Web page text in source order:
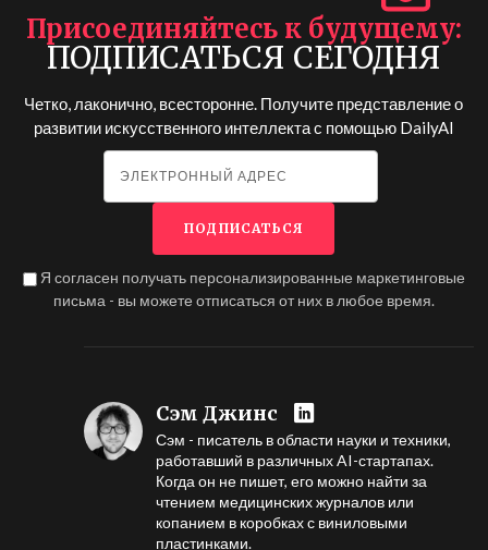
Присоединяйтесь к будущему
ПОДПИСАТЬСЯ СЕГОДНЯ
Четко, лаконично, всесторонне. Получите представление о
развитии искусственного интеллекта с помощью DailyAI
Я согласен получать персонализированные маркетинговые
письма - вы можете отписаться от них в любое время.
Сэм Джинс
Сэм - писатель в области науки и техники,
работавший в различных AI-стартапах.
Когда он не пишет, его можно найти за
чтением медицинских журналов или
копанием в коробках с виниловыми
пластинками.